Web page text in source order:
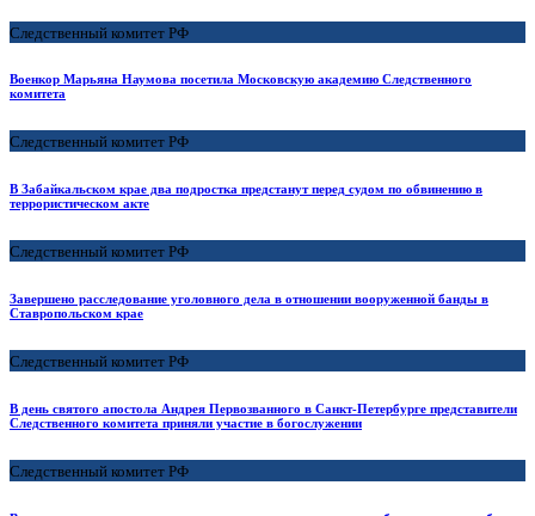
Следственный комитет РФ
Военкор Марьяна Наумова посетила Московскую академию Следственного
комитета
Следственный комитет РФ
В Забайкальском крае два подростка предстанут перед судом по обвинению в
террористическом акте
Следственный комитет РФ
Завершено расследование уголовного дела в отношении вооруженной банды в
Ставропольском крае
Следственный комитет РФ
В день святого апостола Андрея Первозванного в Санкт-Петербурге представители
Следственного комитета приняли участие в богослужении
Следственный комитет РФ